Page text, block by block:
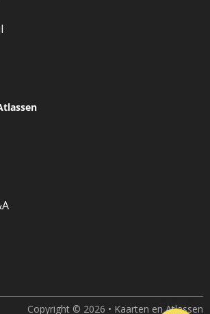
Copyright © 2026 • Kaarten en Atlassen